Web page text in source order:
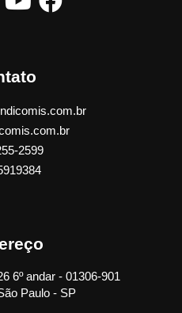
2599
6º andar - 01306-901
Paulo - SP